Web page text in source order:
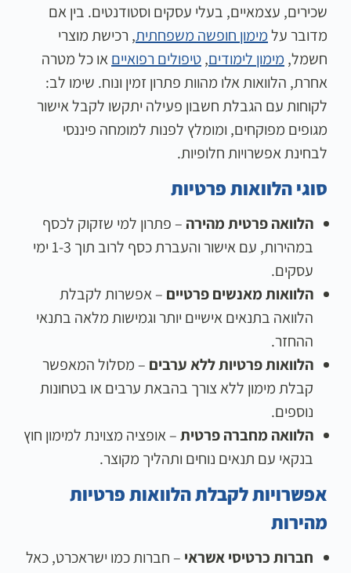
שכירים, עצמאיים, בעלי עסקים וסטודנטים. בין אם
מדובר עלמימון חופשה משפחתית, רכישת מוצרי
חשמל, מימון לימודים,טיפולים רפואייםאו כל מטרה
אחרת, הלוואות אלו מהוות פתרון זמין ונוח. שימו לב:
לקוחות עם הגבלת חשבון פעילה יתקשו לקבל אישור
מגופים מפוקחים, ומומלץ לפנות למומחה פיננסי
לבחינת אפשרויות חלופיות.
סוגי הלוואות פרטיות
הלוואה פרטית מהירה – פתרון למי שזקוק לכסף
במהירות, עם אישור והעברת כסף לרוב תוך 1-3 ימי
עסקים.
הלוואות מאנשים פרטיים – אפשרות לקבלת
הלוואה בתנאים אישיים יותר וגמישות מלאה בתנאי
ההחזר.
הלוואות פרטיות ללא ערבים – מסלול המאפשר
קבלת מימון ללא צורך בהבאת ערבים או בטחונות
נוספים.
הלוואה מחברה פרטית– אופציה מצוינת למימון חוץ
בנקאי עם תנאים נוחים ותהליך מקוצר.
אפשרויות לקבלת הלוואות פרטיות
מהירות
חברות כרטיסי אשראי – חברות כמו ישראכרט, כאל